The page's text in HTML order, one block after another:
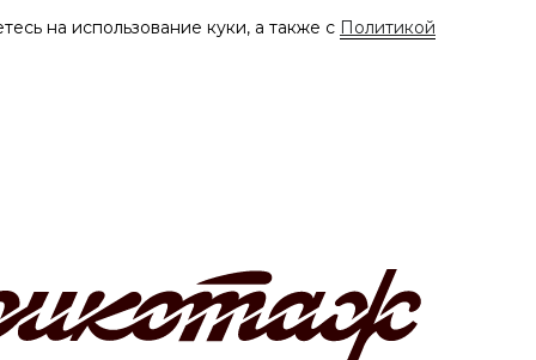
на использование куки, а также с Политикой